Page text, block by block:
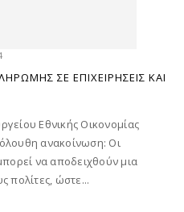
ΣΕ ΕΠΙΧΕΙΡΉΣΕΙΣ ΚΑΙ
Εθνικής Οικονομίας
ανακοίνωση: Οι
να αποδειχθούν μια
πολίτες, ώστε...